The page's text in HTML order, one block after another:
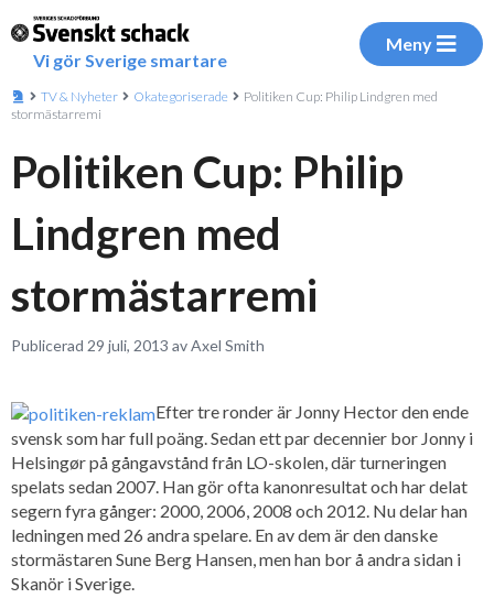
Vi gör Sverige smartare
Meny
TV & Nyheter Okategoriserade
Politiken Cup: Philip Lindgren med
stormästarremi
Politiken Cup: Philip
Lindgren med
stormästarremi
Publicerad 29 juli, 2013 av Axel Smith
Efter tre ronder är Jonny Hector den ende
svensk som har full poäng. Sedan ett par decennier bor Jonny i
Helsingør på gångavstånd från LO-skolen, där turneringen
spelats sedan 2007. Han gör ofta kanonresultat och har delat
segern fyra gånger: 2000, 2006, 2008 och 2012. Nu delar han
ledningen med 26 andra spelare. En av dem är den danske
stormästaren Sune Berg Hansen, men han bor å andra sidan i
Skanör i Sverige.